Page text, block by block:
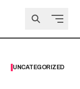
UNCATEGORIZED